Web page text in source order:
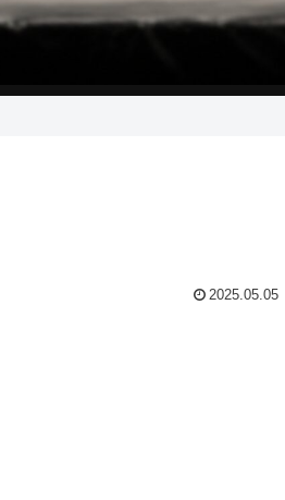
2025.05.05